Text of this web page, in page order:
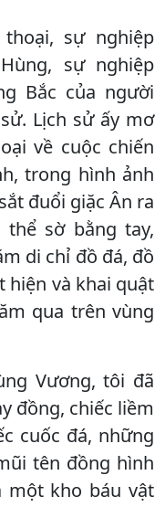
sự nghiệp
sự nghiệp
Bắc của người
Lịch sử ấy mơ
về cuộc chiến
trong hình ảnh
đuổi giặc Ân ra
sờ bằng tay,
di chỉ đồ đá, đồ
hiện và khai quật
qua trên vùng
Vương, tôi đã
đồng, chiếc liềm
cuốc đá, những
tên đồng hình
một kho báu vật